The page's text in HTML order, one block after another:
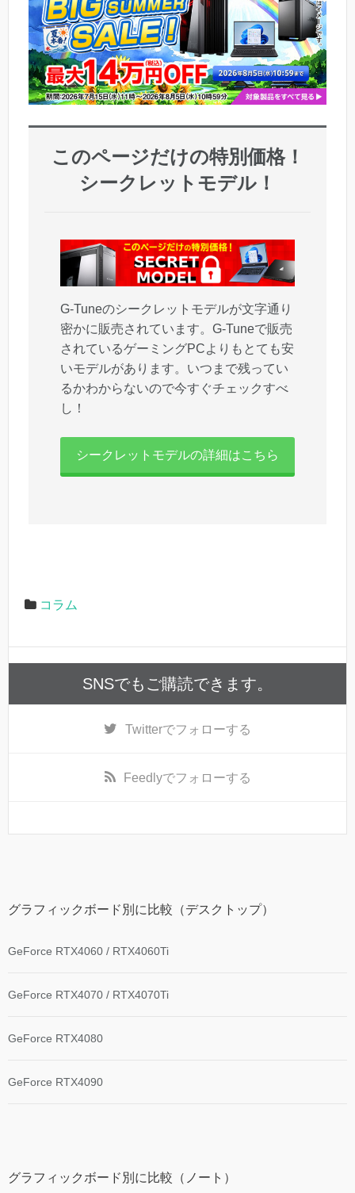
このページだけの特別価格！
シークレットモデル！
G-Tuneのシークレットモデルが文字通り
密かに販売されています。G-Tuneで販売
されているゲーミングPCよりもとても安
いモデルがあります。いつまで残ってい
るかわからないので今すぐチェックすべ
し！
シークレットモデルの詳細はこちら
コラム
SNSでもご購読できます。
Twitterでフォローする
Feedlyでフォローする
グラフィックボード別に比較（デスクトップ）
GeForce RTX4060 / RTX4060Ti
GeForce RTX4070 / RTX4070Ti
GeForce RTX4080
GeForce RTX4090
グラフィックボード別に比較（ノート）